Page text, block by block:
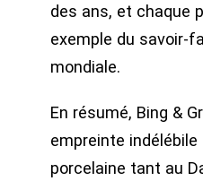
des ans, et chaque
exemple du savoir-
mondiale.
En résumé, Bing &
empreinte
porcelaine tant au